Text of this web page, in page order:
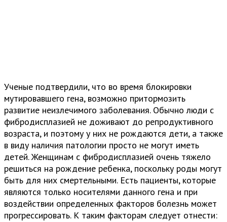
Ученые подтвердили, что во время блокировки
мутировавшего гена, возможно притормозить
развитие неизлечимого заболевания. Обычно люди с
фибродисплазией не доживают до репродуктивного
возраста, и поэтому у них не рождаются дети, а также
в виду наличия патологии просто не могут иметь
детей. Женщинам с фибродисплазией очень тяжело
решиться на рождение ребенка, поскольку роды могут
быть для них смертельными. Есть пациенты, которые
являются только носителями данного гена и при
воздействии определенных факторов болезнь может
прогрессировать. К таким факторам следует отнести: